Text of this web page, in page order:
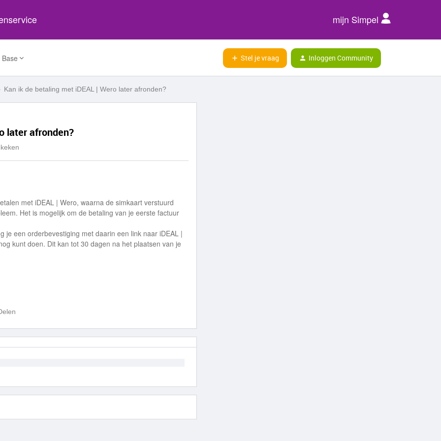
mijn Simpel
Stel je vraag Inloggen Community
Kan ik de betaling met iDEAL | Wero later afronden?
later afronden?
met iDEAL | Wero, waarna de simkaart verstuurd
Het is mogelijk om de betaling van je eerste factuur
je een orderbevestiging met daarin een link naar iDEAL |
kunt doen. Dit kan tot 30 dagen na het plaatsen van je